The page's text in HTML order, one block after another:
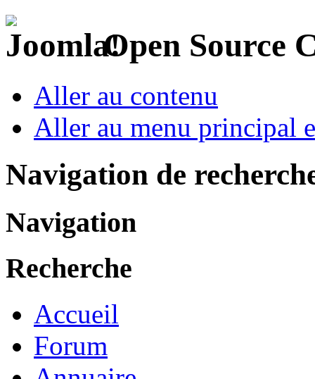
Open Source
Aller au contenu
Aller au menu principal
Navigation de
Navigation
Recherche
Accueil
Forum